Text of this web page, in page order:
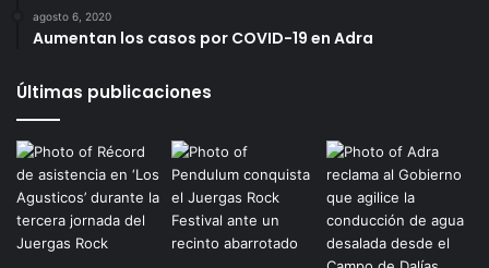
agosto 6, 2020
Aumentan los casos por COVID-19 en Adra
Últimas publicaciones